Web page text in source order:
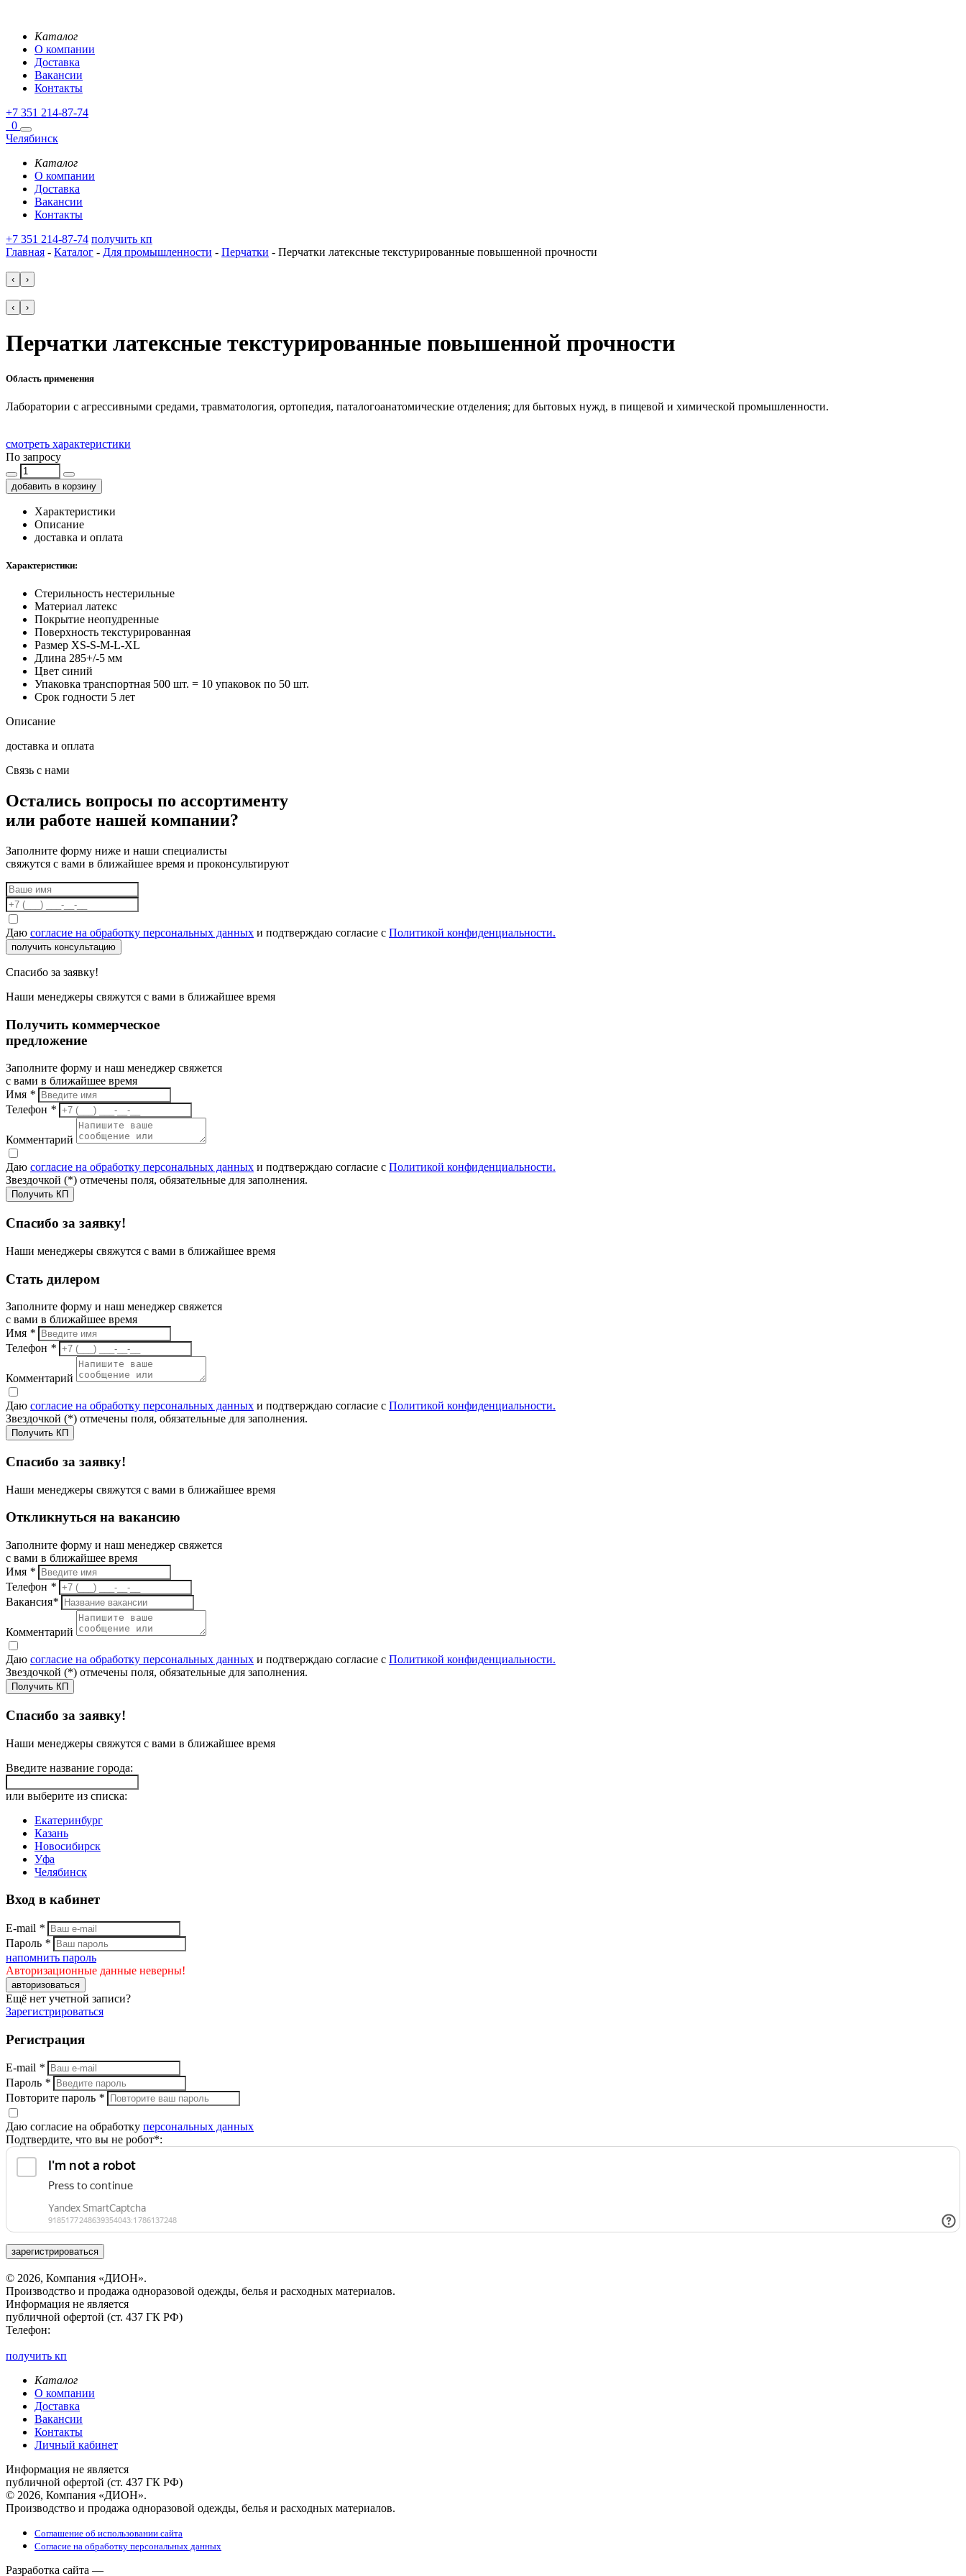
Каталог
О компании
Доставка
Вакансии
Контакты
+7 351 214-87-74
0
Челябинск
Каталог
О компании
Доставка
Вакансии
Контакты
+7 351 214-87-74 получить кп
Главная - Каталог - Для промышленности - Перчатки - Перчатки латексные текстурированные повышенной прочности
‹ ›
‹ ›
Перчатки латексные текстурированные повышенной прочности
Область применения
Лаборатории с агрессивными средами, травматология, ортопедия, паталогоанатомические отделения; для бытовых нужд, в пищевой и химической промышленности.
смотреть характеристики
По запросу
добавить в корзину
Характеристики
Описание
доставка и оплата
Характеристики:
Стерильность нестерильные
Материал латекс
Покрытие неопудренные
Поверхность текстурированная
Размер XS-S-M-L-XL
Длина 285+/-5 мм
Цвет синий
Упаковка транспортная 500 шт. = 10 упаковок по 50 шт.
Срок годности 5 лет
Описание
доставка и оплата
Связь с нами
Остались вопросы по ассортименту
или работе нашей компании?
Заполните форму ниже и наши специалисты
свяжутся с вами в ближайшее время и проконсультируют
Даю согласие на обработку персональных данных и подтверждаю согласие с Политикой конфиденциальности.
получить консультацию
Спасибо за заявку!
Наши менеджеры свяжутся с вами в ближайшее время
Получить коммерческое
предложение
Заполните форму и наш менеджер свяжется
с вами в ближайшее время
Имя *
Телефон *
Комментарий
Даю согласие на обработку персональных данных и подтверждаю согласие с Политикой конфиденциальности.
Звездочкой (*) отмечены поля, обязательные для заполнения.
Получить КП
Спасибо за заявку!
Наши менеджеры свяжутся с вами в ближайшее время
Стать дилером
Заполните форму и наш менеджер свяжется
с вами в ближайшее время
Имя *
Телефон *
Комментарий
Даю согласие на обработку персональных данных и подтверждаю согласие с Политикой конфиденциальности.
Звездочкой (*) отмечены поля, обязательные для заполнения.
Получить КП
Спасибо за заявку!
Наши менеджеры свяжутся с вами в ближайшее время
Откликнуться на вакансию
Заполните форму и наш менеджер свяжется
с вами в ближайшее время
Имя *
Телефон *
Вакансия*
Комментарий
Даю согласие на обработку персональных данных и подтверждаю согласие с Политикой конфиденциальности.
Звездочкой (*) отмечены поля, обязательные для заполнения.
Получить КП
Спасибо за заявку!
Наши менеджеры свяжутся с вами в ближайшее время
Введите название города:
или выберите из списка:
Екатеринбург
Казань
Новосибирск
Уфа
Челябинск
Вход в кабинет
E-mail *
Пароль *
напомнить пароль
Авторизационные данные неверны!
авторизоваться
Ещё нет учетной записи?
Зарегистрироваться
Регистрация
E-mail *
Пароль *
Повторите пароль *
Даю согласие на обработку персональных данных
Подтвердите, что вы не робот*:
зарегистрироваться
© 2026, Компания «ДИОН».
Производство и продажа одноразовой одежды, белья и расходных материалов.
Информация не является
публичной офертой (ст. 437 ГК РФ)
Телефон:
получить кп
Каталог
О компании
Доставка
Вакансии
Контакты
Личный кабинет
Информация не является
публичной офертой (ст. 437 ГК РФ)
© 2026, Компания «ДИОН».
Производство и продажа одноразовой одежды, белья и расходных материалов.
Соглашение об использовании сайта
Согласие на обработку персональных данных
Разработка сайта —